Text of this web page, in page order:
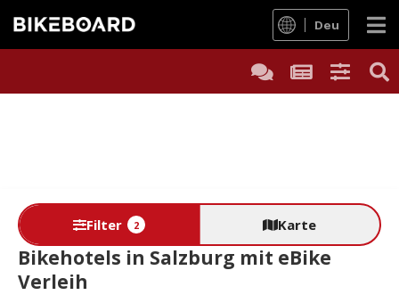
Deu
Filter 2 Karte
Bikehotels in Salzburg mit eBike
Verleih